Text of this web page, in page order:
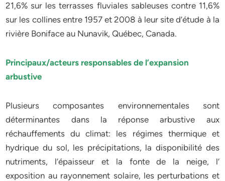
21,6% sur les terrasses fluviales sableuses contre 11,6%
sur les collines entre 1957 et 2008 à leur site d’étude à la
rivière Boniface au Nunavik, Québec, Canada.
Principaux/acteurs responsables de l’expansion
arbustive
Plusieurs composantes environnementales sont
déterminantes dans la réponse arbustive aux
réchauffements du climat: les régimes thermique et
hydrique du sol, les précipitations, la disponibilité des
nutriments, l’épaisseur et la fonte de la neige, l’
exposition au rayonnement solaire, les perturbations et